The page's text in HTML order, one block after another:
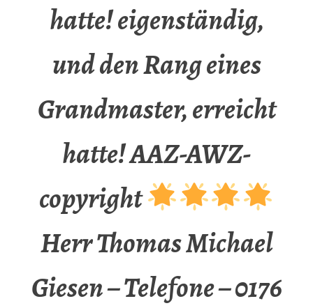
hatte! eigenständig,
und den Rang eines
Grandmaster, erreicht
hatte! AAZ-AWZ-
copyright
Herr Thomas Michael
Giesen – Telefone – 0176